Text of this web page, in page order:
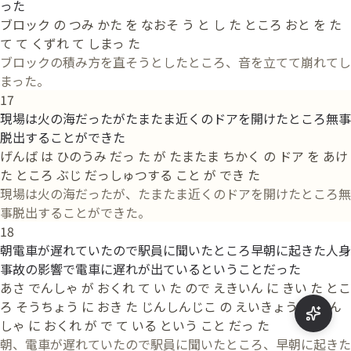
った
ブロック の つみ かた を なおそ う と し た ところ おと を た
て て くずれ て しまっ た
ブロックの積み方を直そうとしたところ、音を立てて崩れてし
まった。
17
現場は火の海だったがたまたま近くのドアを開けたところ無事
脱出することができた
げんば は ひのうみ だっ た が たまたま ちかく の ドア を あけ
た ところ ぶじ だっしゅつする こと が でき た
現場は火の海だったが、たまたま近くのドアを開けたところ無
事脱出することができた。
18
朝電車が遅れていたので駅員に聞いたところ早朝に起きた人身
事故の影響で電車に遅れが出ているということだった
あさ でんしゃ が おくれ て い た ので えきいん に きい た とこ
ろ そうちょう に おき た じんしんじこ の えいきょう で でん
しゃ に おくれ が で て いる という こと だっ た
朝、電車が遅れていたので駅員に聞いたところ、早朝に起きた